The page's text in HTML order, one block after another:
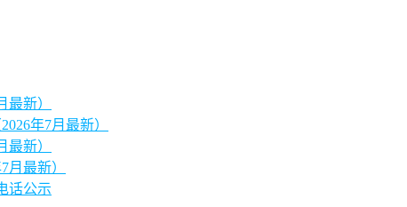
新）
年7月最新）
新）
最新）
话公示